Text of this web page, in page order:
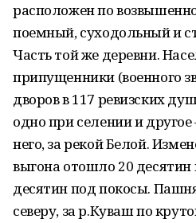
расположен по
поемный, суходольный и
Часть той же деревни.
припущенники (военного
дворов в 117 ревизских
одно при селении и другое
него, за рекой Белой.
выгона отошло 20
десятин под покосы.
северу, за р.Куваш по